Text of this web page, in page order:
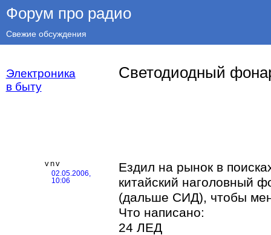
Форум про радио
Свежие обсуждения
Электроника
в быту
Светодиодный
vnv
02.05.2006,
10:06
Ездил на рынок в
китайский наголовный
(дальше СИД), чтобы
Что написано:
24 ЛЕД